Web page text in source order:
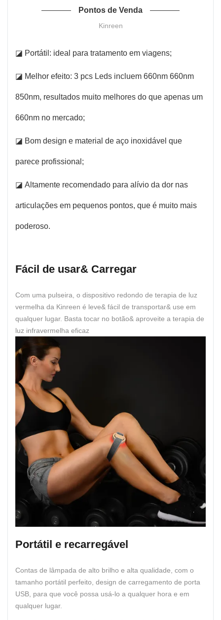
Pontos de Venda
Kinreen
◪ Portátil: ideal para tratamento em viagens;
◪ Melhor efeito: 3 pcs Leds incluem 660nm 660nm
850nm, resultados muito melhores do que apenas um
660nm no mercado;
◪ Bom design e material de aço inoxidável que
parece profissional;
◪ Altamente recomendado para alívio da dor nas
articulações em pequenos pontos, que é muito mais
poderoso.
Fácil de usar& Carregar
Com uma pulseira, o dispositivo redondo de terapia de luz
vermelha da Kinreen é leve& fácil de transportar& use em
qualquer lugar. Basta tocar no botão& aproveite a terapia de
luz infravermelha eficaz
Portátil e recarregável
Contas de lâmpada de alto brilho e alta qualidade, com o
tamanho portátil perfeito, design de carregamento de porta
USB, para que você possa usá-lo a qualquer hora e em
qualquer lugar.